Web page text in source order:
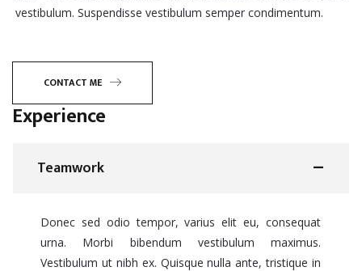
vestibulum. Suspendisse vestibulum semper condimentum.
CONTACT ME
Experience
Teamwork
Donec sed odio tempor, varius elit eu, consequat
urna. Morbi bibendum vestibulum maximus.
Vestibulum ut nibh ex. Quisque nulla ante, tristique in